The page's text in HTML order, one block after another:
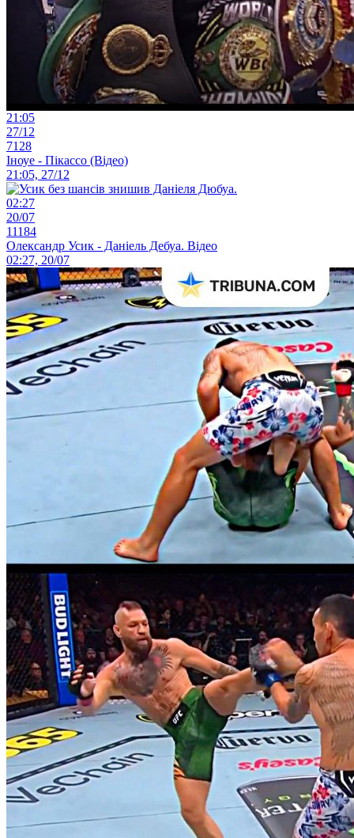
21:05
27/12
7128
Іноуе - Пікассо (Відео)
21:05, 27/12
02:27
20/07
11184
Олександр Усик - Даніель Дебуа. Відео
02:27, 20/07